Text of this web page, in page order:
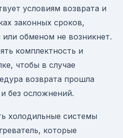
условиям возврата и
законных сроков,
обменом не возникнет.
комплектность и
чтобы в случае
возврата прошла
без осложнений.
холодильные системы
которые